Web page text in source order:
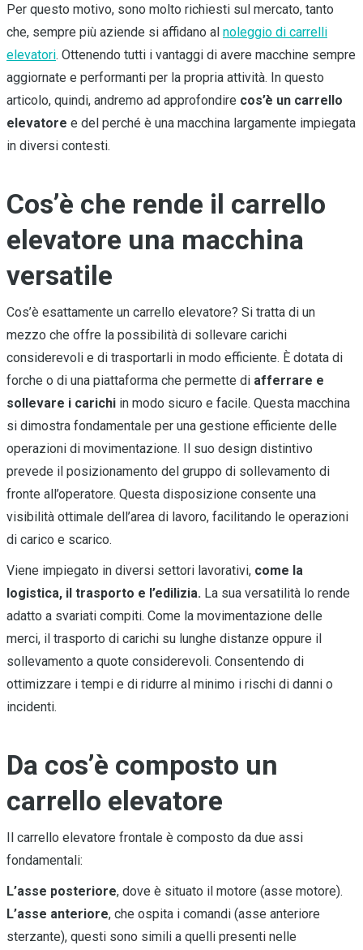
Per questo motivo, sono molto richiesti sul mercato, tanto
che, sempre più aziende si affidano al noleggio di carrelli
elevatori. Ottenendo tutti i vantaggi di avere macchine sempre
aggiornate e performanti per la propria attività. In questo
articolo, quindi, andremo ad approfondire cos’è un carrello
elevatore e del perché è una macchina largamente impiegata
in diversi contesti.
Cos’è che rende il carrello
elevatore una macchina
versatile
Cos’è esattamente un carrello elevatore? Si tratta di un
mezzo che offre la possibilità di sollevare carichi
considerevoli e di trasportarli in modo efficiente. È dotata di
forche o di una piattaforma che permette di afferrare e
sollevare i carichi in modo sicuro e facile. Questa macchina
si dimostra fondamentale per una gestione efficiente delle
operazioni di movimentazione. Il suo design distintivo
prevede il posizionamento del gruppo di sollevamento di
fronte all’operatore. Questa disposizione consente una
visibilità ottimale dell’area di lavoro, facilitando le operazioni
di carico e scarico.
Viene impiegato in diversi settori lavorativi, come la
logistica, il trasporto e l’edilizia. La sua versatilità lo rende
adatto a svariati compiti. Come la movimentazione delle
merci, il trasporto di carichi su lunghe distanze oppure il
sollevamento a quote considerevoli. Consentendo di
ottimizzare i tempi e di ridurre al minimo i rischi di danni o
incidenti.
Da cos’è composto un
carrello elevatore
Il carrello elevatore frontale è composto da due assi
fondamentali:
L’asse posteriore, dove è situato il motore (asse motore).
L’asse anteriore, che ospita i comandi (asse anteriore
sterzante), questi sono simili a quelli presenti nelle